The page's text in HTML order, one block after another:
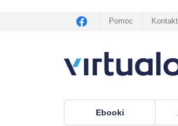
Pomoc Kontakt
Ebooki